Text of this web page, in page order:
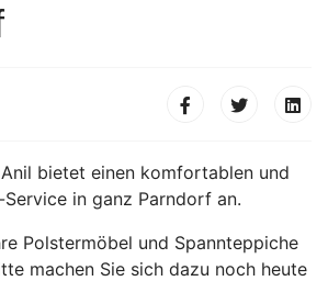
bietet einen komfortablen und
in ganz Parndorf an.
Polstermöbel und Spannteppiche
machen Sie sich dazu noch heute